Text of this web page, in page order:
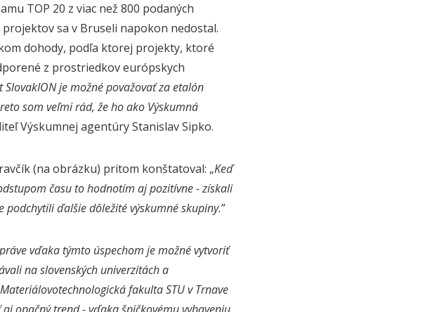
TOP 20 z viac než 800 podaných
sa v Bruseli napokon nedostal.
dohody, podľa ktorej projekty, ktoré
z prostriedkov európskych
SlovakION je možné považovať za etalón
som veľmi rád, že ho ako Výskumná
Výskumnej agentúry Stanislav Sipko.
(na obrázku) pritom konštatoval: „Keď
času to hodnotím aj pozitívne - získali
ďalšie dôležité výskumné skupiny.”
práve vďaka týmto úspechom je možné vytvoriť
na slovenských univerzitách a
fakulta STU v Trnave